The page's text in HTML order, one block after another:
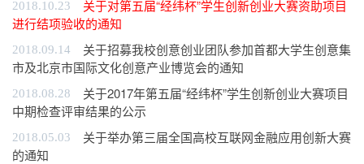
2018.10.23
关于对第五届“经纬杯”学生创新创业大赛资助项目
进行结项验收的通知
2018.09.14
关于招募我校创意创业团队参加首都大学生创意集
市及北京市国际文化创意产业博览会的通知
2018.08.28
关于2017年第五届“经纬杯”学生创新创业大赛项目
中期检查评审结果的公示
2018.05.03
关于举办第三届全国高校互联网金融应用创新大赛
的通知